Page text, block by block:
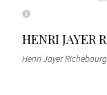
HENRI JAYER
Henri Jayer